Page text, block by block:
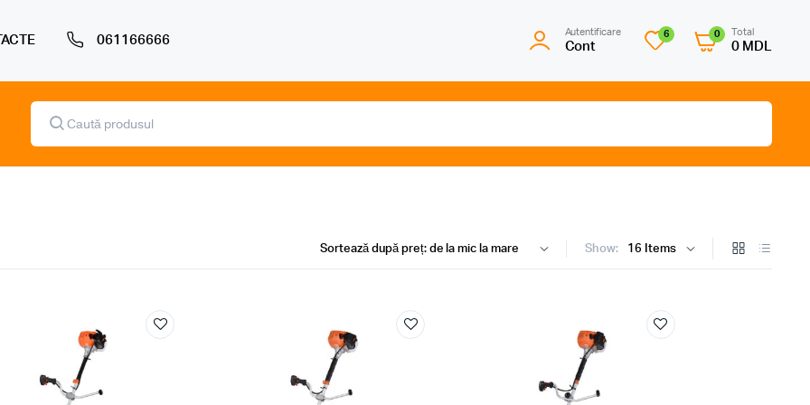
061166666
Autentificare
Cont
6 0 Total
0 MDL
Products
search
Show: